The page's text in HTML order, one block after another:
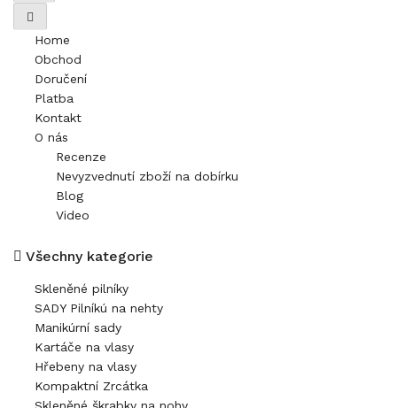
Home
Obchod
Doručení
Platba
Kontakt
O nás
Recenze
Nevyzvednutí zboží na dobírku
Blog
Video
Všechny kategorie
Skleněné pilníky
SADY Pilníkú na nehty
Manikúrní sady
Kartáče na vlasy
Hřebeny na vlasy
Kompaktní Zrcátka
Skleněné škrabky na nohy